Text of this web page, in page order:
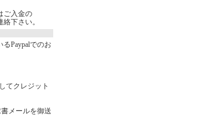
ご入金の
下さい。
Paypalでのお
てクレジット
メールを御送